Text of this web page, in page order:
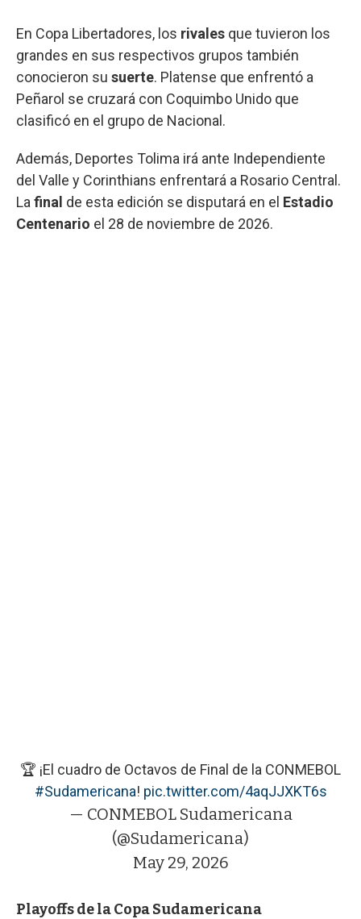
En Copa Libertadores, los rivales que tuvieron los
grandes en sus respectivos grupos también
conocieron su suerte. Platense que enfrentó a
Peñarol se cruzará con Coquimbo Unido que
clasificó en el grupo de Nacional.
Además, Deportes Tolima irá ante Independiente
del Valle y Corinthians enfrentará a Rosario Central.
La final de esta edición se disputará en el Estadio
Centenario el 28 de noviembre de 2026.
🏆 ¡El cuadro de Octavos de Final de la CONMEBOL
#Sudamericana! pic.twitter.com/4aqJJXKT6s
— CONMEBOL Sudamericana
(@Sudamericana)
May 29, 2026
Playoffs de la Copa Sudamericana